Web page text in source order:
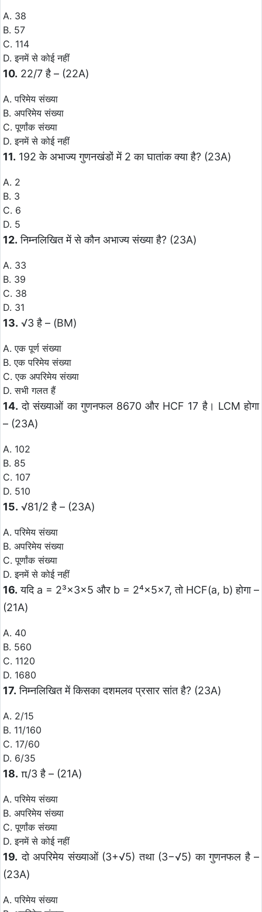
A. 38
B. 57
C. 114
D. इनमें से कोई नहीं
10. 22/7 है – (22A)
A. परिमेय संख्या
B. अपरिमेय संख्या
C. पूर्णांक संख्या
D. इनमें से कोई नहीं
11. 192 के अभाज्य गुणनखंडों में 2 का घातांक क्या है? (23A)
A. 2
B. 3
C. 6
D. 5
12. निम्नलिखित में से कौन अभाज्य संख्या है? (23A)
A. 33
B. 39
C. 38
D. 31
13. √3 है – (BM)
A. एक पूर्ण संख्या
B. एक परिमेय संख्या
C. एक अपरिमेय संख्या
D. सभी गलत हैं
14. दो संख्याओं का गुणनफल 8670 और HCF 17 है। LCM होगा
– (23A)
A. 102
B. 85
C. 107
D. 510
15. √81/2 है – (23A)
A. परिमेय संख्या
B. अपरिमेय संख्या
C. पूर्णांक संख्या
D. इनमें से कोई नहीं
16. यदि a = 2³×3×5 और b = 2⁴×5×7, तो HCF(a, b) होगा –
(21A)
A. 40
B. 560
C. 1120
D. 1680
17. निम्नलिखित में किसका दशमलव प्रसार सांत है? (23A)
A. 2/15
B. 11/160
C. 17/60
D. 6/35
18. π/3 है – (21A)
A. परिमेय संख्या
B. अपरिमेय संख्या
C. पूर्णांक संख्या
D. इनमें से कोई नहीं
19. दो अपरिमेय संख्याओं (3+√5) तथा (3−√5) का गुणनफल है –
(23A)
A. परिमेय संख्या